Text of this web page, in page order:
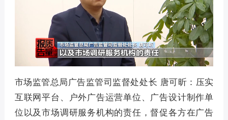
市场监管总局广告监管司监督处处长 唐可昕：压实
互联网平台、户外广告运营单位、广告设计制作单
位以及市场调研服务机构的责任，督促各方在广告